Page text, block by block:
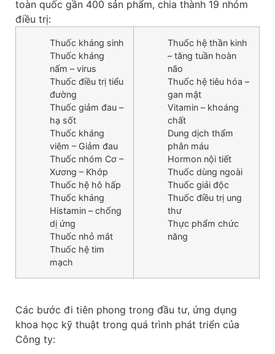
toàn quốc gần 400 sản phẩm, chia thành 19 nhóm
điều trị:
Thuốc kháng sinh
Thuốc kháng
nấm – virus
Thuốc điều trị tiểu
đường
Thuốc giảm đau –
hạ sốt
Thuốc kháng
viêm – Giảm đau
Thuốc nhóm Cơ –
Xương – Khớp
Thuốc hệ hô hấp
Thuốc kháng
Histamin – chống
dị ứng
Thuốc nhỏ mắt
Thuốc hệ tim
mạch
Thuốc hệ thần kinh
– tăng tuần hoàn
não
Thuốc hệ tiêu hóa –
gan mật
Vitamin – khoáng
chất
Dung dịch thẩm
phân máu
Hormon nội tiết
Thuốc dùng ngoài
Thuốc giải độc
Thuốc điều trị ung
thư
Thực phẩm chức
năng
Các bước đi tiên phong trong đầu tư, ứng dụng
khoa học kỹ thuật trong quá trình phát triển của
Công ty: